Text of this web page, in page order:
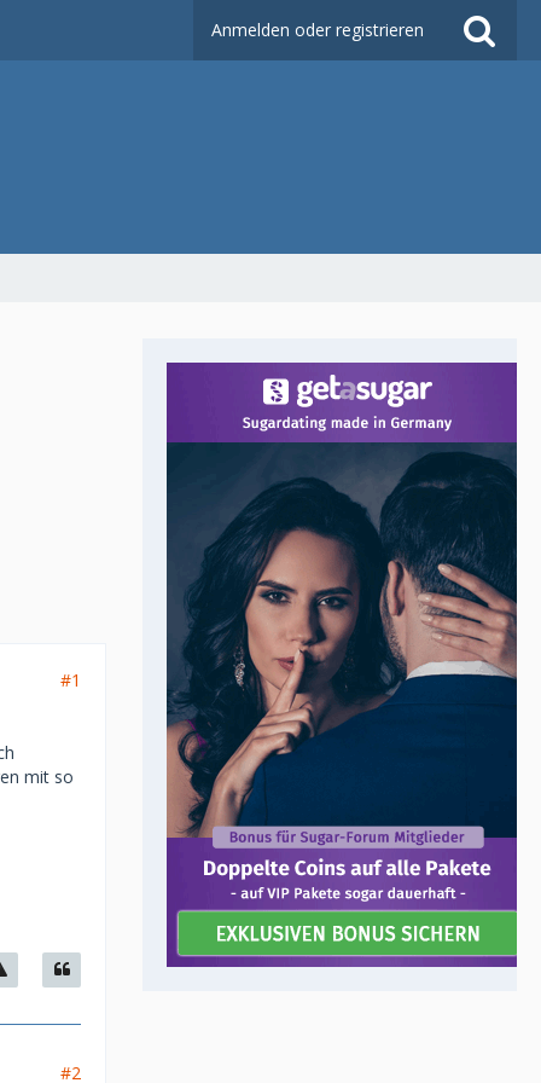
Anmelden oder registrieren
#1
mit so
#2